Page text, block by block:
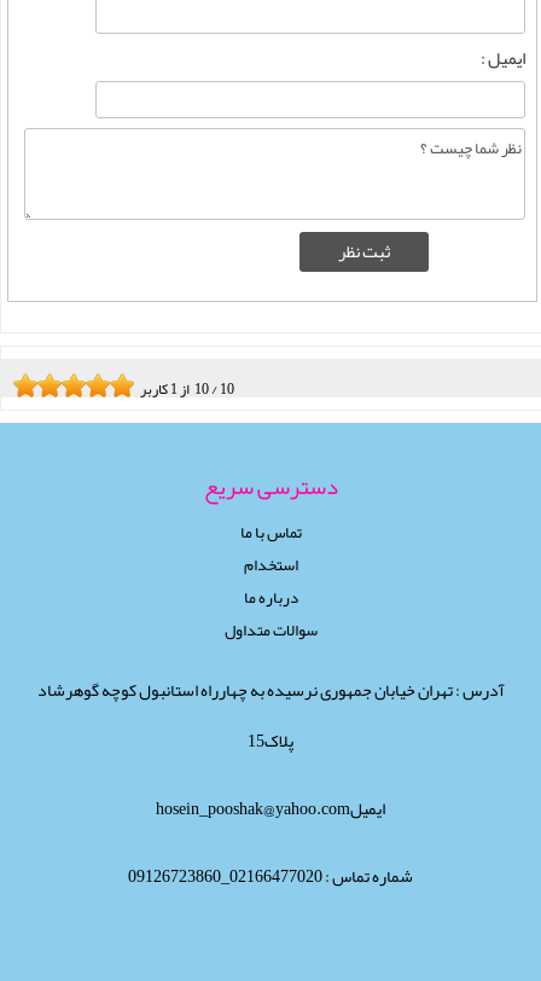
ایمیل :
10/10 از1کاربر
دسترسی سریع
تماس با ما
استخدام
درباره ما
سوالات متداول
آدرس : تهران خیابان جمهوری نرسیده به چهارراه استانبول کوچه گوهرشاد
پلاک15
ایمیلhosein_pooshak@yahoo.com
شماره تماس : 02166477020_09126723860